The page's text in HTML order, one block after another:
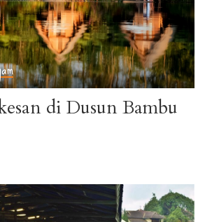
di Dusun Bambu